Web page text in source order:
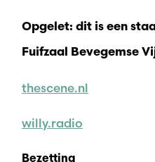
Opgelet: dit is een
Fuifzaal Bevegemse
thescene.nl
willy.radio
Bezetting